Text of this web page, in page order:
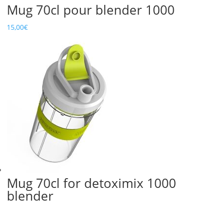
Mug 70cl pour blender 1000
15,00€
Mug 70cl for detoximix 1000
blender